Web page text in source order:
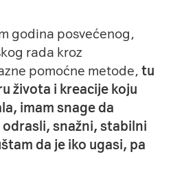
godina posvećenog,
rada kroz
pomoćne metode,tu
života i kreacije koju
imam snage da
odrasli, snažni, stabilni
da je iko ugasi, pa